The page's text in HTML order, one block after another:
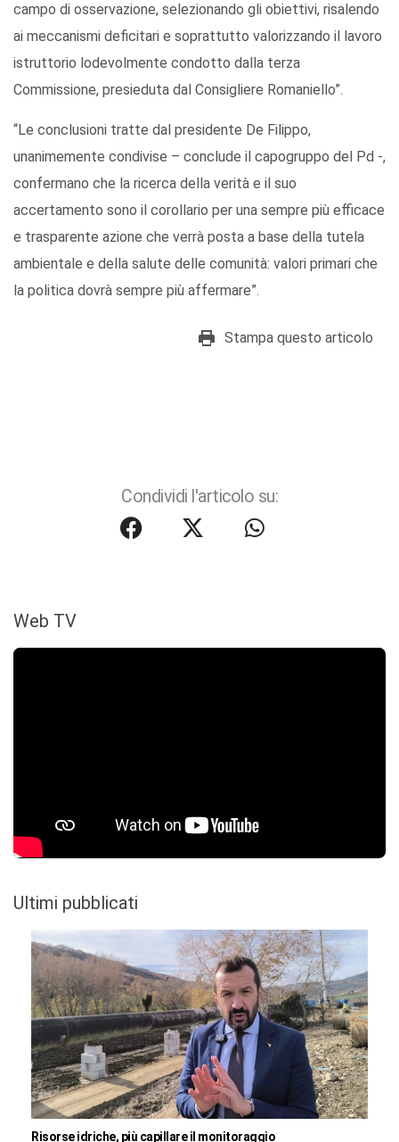
campo di osservazione, selezionando gli obiettivi, risalendo
ai meccanismi deficitari e soprattutto valorizzando il lavoro
istruttorio lodevolmente condotto dalla terza
Commissione, presieduta dal Consigliere Romaniello”.
“Le conclusioni tratte dal presidente De Filippo,
unanimemente condivise – conclude il capogruppo del Pd -,
confermano che la ricerca della verità e il suo
accertamento sono il corollario per una sempre più efficace
e trasparente azione che verrà posta a base della tutela
ambientale e della salute delle comunità: valori primari che
la politica dovrà sempre più affermare”.
Stampa questo articolo
Condividi l'articolo su:
Web TV
Ultimi pubblicati
Risorse idriche, più capillare il monitoraggio